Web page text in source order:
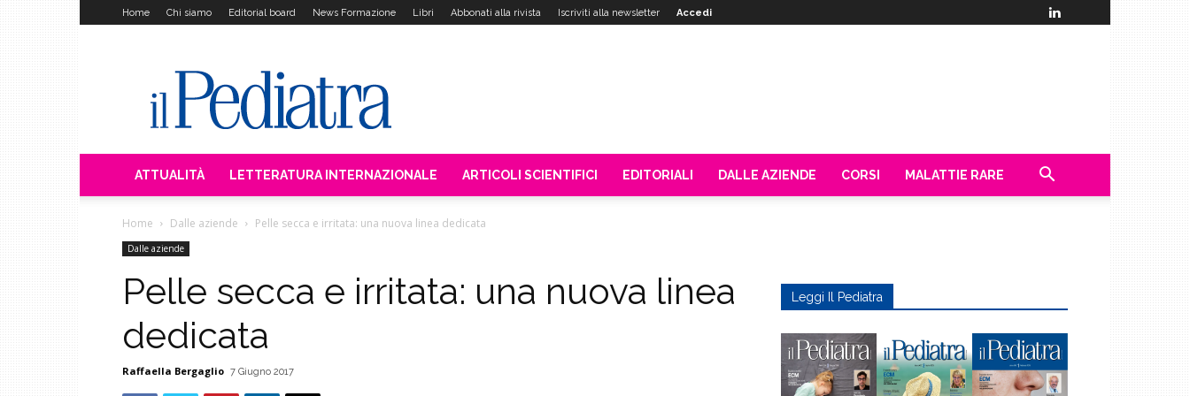
Home Chi siamo Editorial board News Formazione Libri Abbonati alla rivista Iscriviti alla newsletter Accedi
Pediatra
ATTUALITÀ LETTERATURA INTERNAZIONALE ARTICOLI SCIENTIFICI EDITORIALI DALLE AZIENDE CORSI MALATTIE RARE
Home Dalle aziende Pelle secca e irritata: una nuova linea dedicata
Dalle aziende
Pelle secca e irritata: una nuova linea
dedicata
Raffaella Bergaglio 7 Giugno 2017
Leggi Il Pediatra